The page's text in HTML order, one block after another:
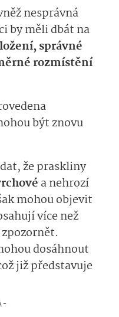
nesprávná
by měli dbát na
správné
rozmístění
být znovu
že praskliny
a nehrozí
mohou objevit
více než
dosáhnout
již představuje